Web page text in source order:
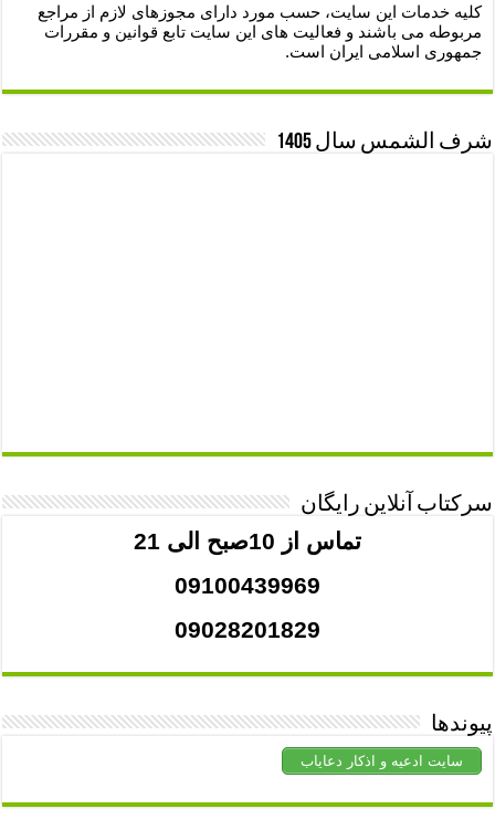
کلیه خدمات این سایت، حسب مورد دارای مجوزهای لازم از مراجع
مربوطه می باشند و فعالیت های این سایت تابع قوانین و مقررات
جمهوری اسلامی ایران است.
شرف الشمس سال 1405
سرکتاب آنلاین رایگان
تماس از 10صبح الی 21
09100439969
09028201829
پیوندها
سایت ادعیه و اذکار دعایاب